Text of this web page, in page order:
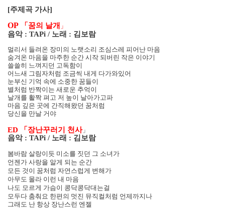
[주제곡 가사]
OP 「꿈의 날개 」
음악 : TAPi / 노래 : 김보람
멀리서 들려온 장미의 노랫소리 조심스레 피어난 마음
숨겨온 마음을 마주한 순간 시작 되버린 작은 이야기
쓸쓸히 느껴지던 고독함이
어느새 그림자처럼 조금씩 내게 다가와있어
눈부신 기억 속에 소중한 꿈들이
별처럼 반짝이는 새로운 추억이
날개를 활짝 펴고 저 높이 날아가고파
마음 깊은 곳에 간직해왔던 꿈처럼
당신을 만날 거야
ED 「장난꾸러기 천사」
음악 : TAPi / 노래 : 김보람
봄바람 살랑이듯 미소를 짓던 그 소녀가
언젠가 사랑을 알게 되는 순간
모든 것이 꿈처럼 자연스럽게 변해가
아무도 몰라 이런 내 마음
나도 모르게 가슴이 콩닥콩닥대는걸
모두다 춤춰요 한편의 멋진 뮤직컬처럼 언제까지나
그래도 난 항상 장난스런 엔젤